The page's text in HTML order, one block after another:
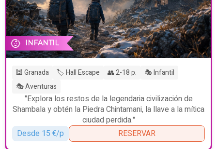
INFANTIL
🕍 Granada 🏷️ Hall Escape 👥 2-18 p.
🎭 Infantil
🎭 Aventuras
"Explora los restos de la legendaria civilización de
Shambala y obtén la Piedra Chintamani, la llave a la mítica
ciudad perdida."
Desde 15 €/p
RESERVAR